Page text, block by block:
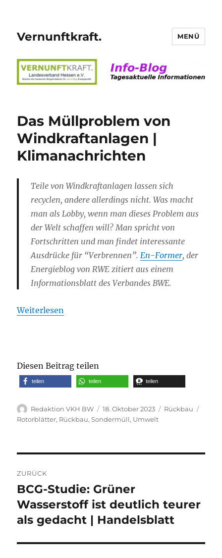
Vernunftkraft. MENÜ
Das Müllproblem von
Windkraftanlagen |
Klimanachrichten
Teile von Windkraftanlagen lassen sich
recyclen, andere allerdings nicht. Was macht
man als Lobby, wenn man dieses Problem aus
der Welt schaffen will? Man spricht von
Fortschritten und man findet interessante
Ausdrücke für “Verbrennen”. En-Former, der
Energieblog von RWE zitiert aus einem
Informationsblatt des Verbandes BWE.
Weiterlesen
Diesen Beitrag teilen
teilen teilen teilen
Autor
Redaktion VKH BW
Veröffentlicht
am
18. Oktober 2023 Kategorien
Rückbau
Rotorblätter, Rückbau,Sondermüll, Umwelt
ZURÜCK
Vorheriger
Beitrag:
BCG-Studie: Grüner
Wasserstoff ist deutlich teurer
als gedacht | Handelsblatt